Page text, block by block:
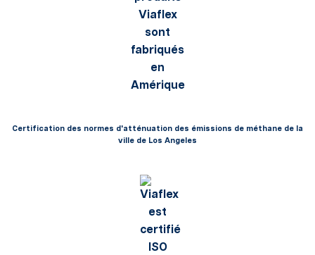
Certification des normes d'atténuation des émissions de méthane de la
ville de Los Angeles